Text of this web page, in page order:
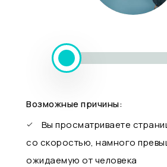
Возможные причины:
Вы просматриваете
со скоростью, намного
ожидаемую от человека